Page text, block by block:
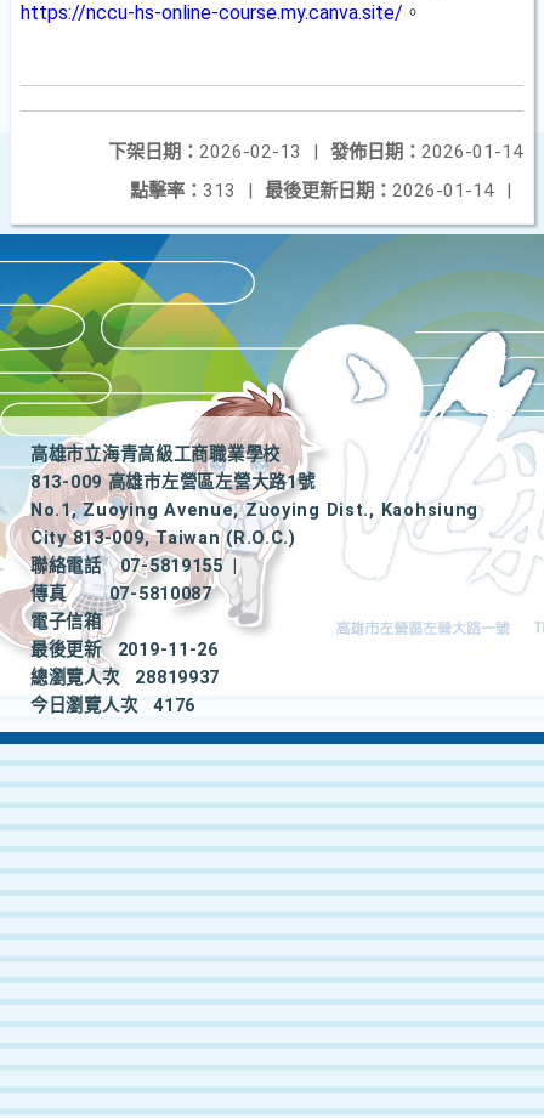
https://nccu-hs-online-course.my.canva.site/ 。
發佈日期： 2026-01-14
下架日期： 2026-02-13
|
最後更新日期： 2026-01-14 |
點擊率： 313 |
高雄市立海青高級工商職業學校
813-009 高雄市左營區左營大路1號
No.1, Zuoying Avenue, Zuoying Dist., Kaohsiung
City 813-009, Taiwan (R.O.C.)
聯絡電話
07-5819155
|
傳真
07-5810087
電子信箱
最後更新
2019-11-26
總瀏覽人次
28819937
今日瀏覽人次
4176